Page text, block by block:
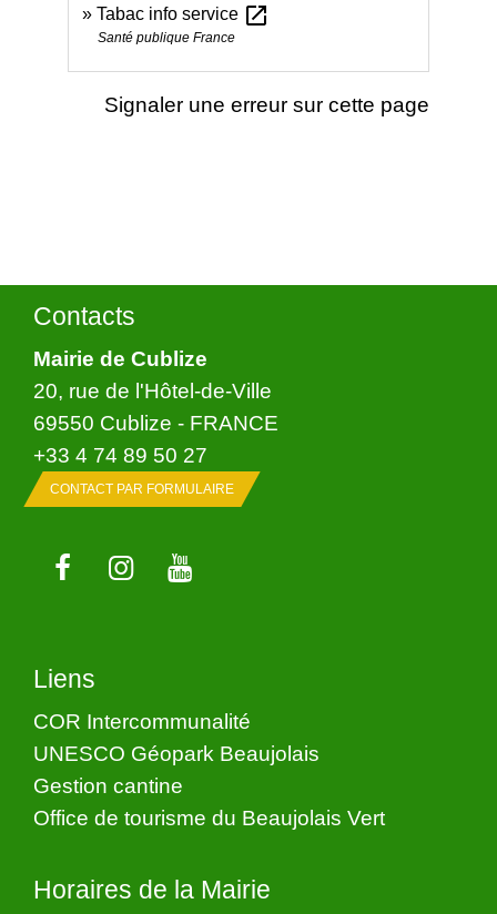
Tabac info service open_in_new
Santé publique France
Signaler une erreur sur cette page
Contacts
Mairie de Cublize
20, rue de l'Hôtel-de-Ville
69550 Cublize - FRANCE
+33 4 74 89 50 27
CONTACT PAR FORMULAIRE
Liens
COR Intercommunalité
UNESCO Géopark Beaujolais
Gestion cantine
Office de tourisme du Beaujolais Vert
Horaires de la Mairie